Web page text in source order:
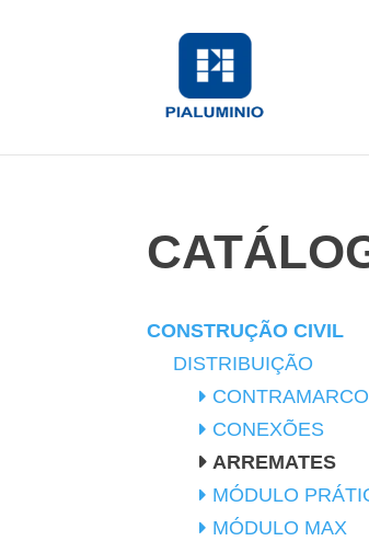
CONSTRUÇÃO CIVIL
DISTRIBUIÇÃO
CONEXÕES
ARREMATES
MÓDULO
MÓDULO MAX